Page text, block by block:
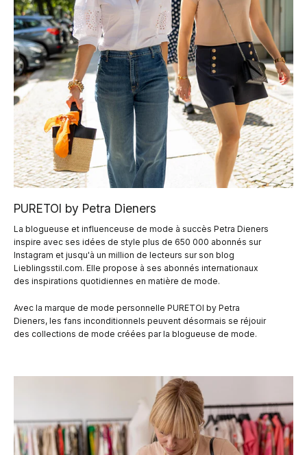
PURETOI by Petra Dieners
La blogueuse et influenceuse de mode à succès Petra Dieners
inspire avec ses idées de style plus de 650 000 abonnés sur
Instagram et jusqu'à un million de lecteurs sur son blog
Lieblingsstil.com. Elle propose à ses abonnés internationaux
des inspirations quotidiennes en matière de mode.
Avec la marque de mode personnelle PURETOI by Petra
Dieners, les fans inconditionnels peuvent désormais se réjouir
des collections de mode créées par la blogueuse de mode.